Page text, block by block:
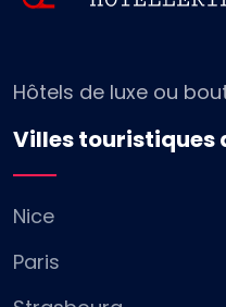
Hôtels de luxe ou
Villes touristiques
Nice
Paris